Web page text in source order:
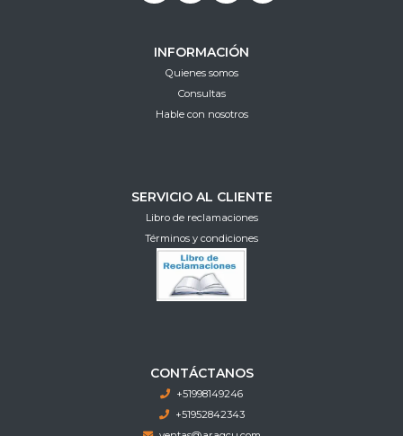
INFORMACIÓN
Quienes somos
Consultas
Hable con nosotros
SERVICIO AL CLIENTE
Libro de reclamaciones
Términos y condiciones
CONTÁCTANOS
+51998149246
+51952842343